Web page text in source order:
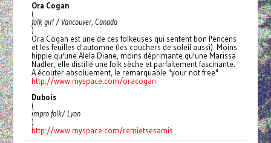
Ora Cogan
(
folk girl / Vancouver, Canada
)
Ora Cogan est une de ces folkeuses qui sentent bon l'encens
et les feuilles d'automne (les couchers de soleil aussi). Moins
hippie qu'une Alela Diane, moins déprimante qu'une Marissa
Nadler, elle distille une folk sèche et parfaitement fascinante.
A écouter absoluement, le remarquable "your not free"
http://www.myspace.com/oracogan
Dubois
(
impro folk/ Lyon
)
http://www.myspace.com/remietsesamis